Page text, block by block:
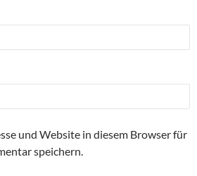
und Website in diesem Browser für
speichern.